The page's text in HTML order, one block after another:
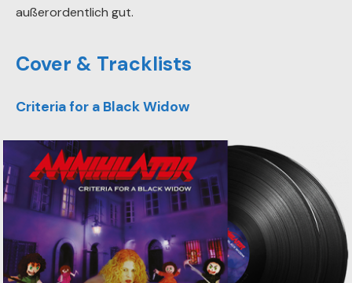
außerordentlich gut.
Cover & Tracklists
Criteria for a Black Widow